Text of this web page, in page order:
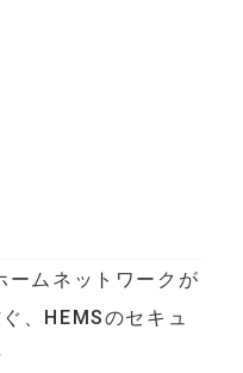
ームネットワークが
、HEMSのセキュ